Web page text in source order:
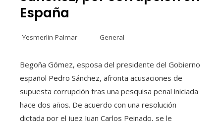
España
Yesmerlin Palmar General
Begoña Gómez, esposa del presidente del Gobierno
español Pedro Sánchez, afronta acusaciones de
supuesta corrupción tras una pesquisa penal iniciada
hace dos años. De acuerdo con una resolución
dictada por el juez Juan Carlos Peinado, se le